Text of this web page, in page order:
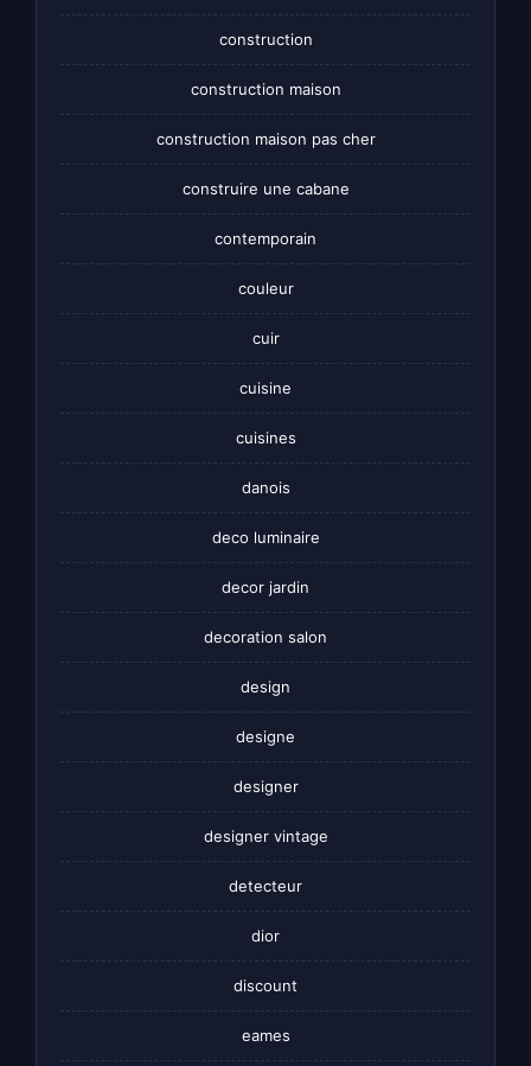
construction
construction maison
construction maison pas cher
construire une cabane
contemporain
couleur
cuir
cuisine
cuisines
danois
deco luminaire
decor jardin
decoration salon
design
designe
designer
designer vintage
detecteur
dior
discount
eames